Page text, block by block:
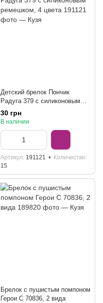
Детский брелок Пончик
Радуга 379 с силиконовым
ремешком, 4 цвета
30 грн
В наличии
Артикул 191121
Количество
15
Брелок с пушистым помпоном
Герои C 70836, 2 вида